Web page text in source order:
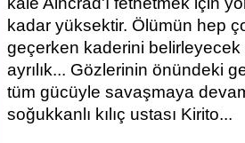
kadar yüksektir. Ölümün hep
geçerken kaderini belirleyecek
ayrılık... Gözlerinin önündeki
tüm gücüyle savaşmaya
soğukkanlı kılıç ustası Kirito...